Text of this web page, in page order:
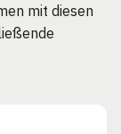
mit diesen